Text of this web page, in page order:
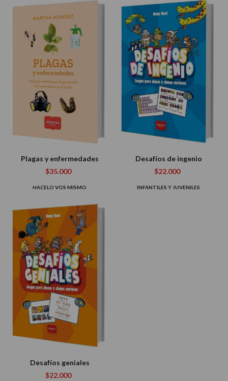
Plagas y enfermedades
$35.000
HACELO VOS MISMO
Desafíos de ingenio
$22.000
INFANTILES Y JUVENILES
Desafíos geniales
$22.000